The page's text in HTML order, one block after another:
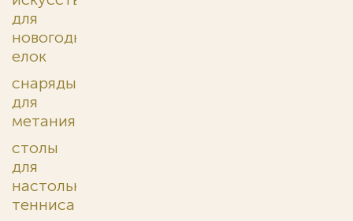
для
новогодних
елок
снаряды
для
метания
столы
для
настольного
тенниса